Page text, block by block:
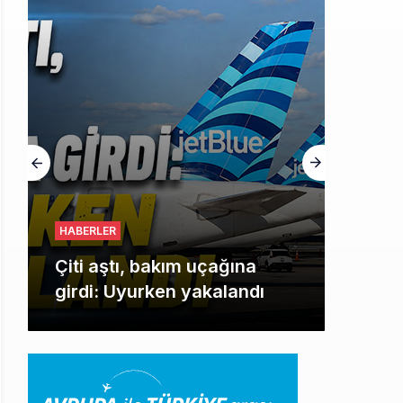
HABERLER
Çiti aştı, bakım uçağına
girdi: Uyurken yakalandı